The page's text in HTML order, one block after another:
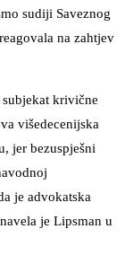
sudiji Saveznog
na zahtjev
krivične
višedecenijska
jer bezuspješni
je advokatska
je Lipsman u